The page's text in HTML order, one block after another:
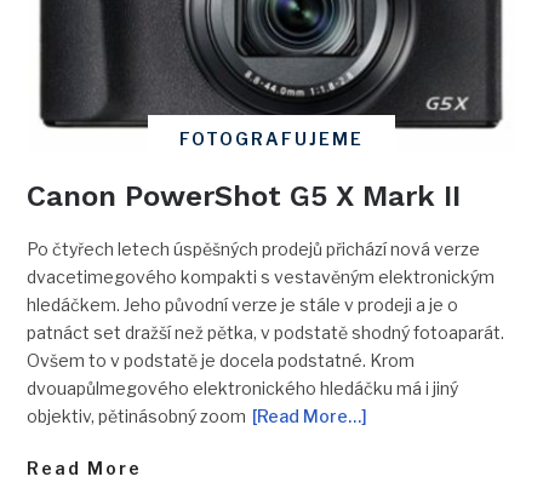
FOTOGRAFUJEME
Canon PowerShot G5 X Mark II
Po čtyřech letech úspěšných prodejů přichází nová verze
dvacetimegového kompakti s vestavěným elektronickým
hledáčkem. Jeho původní verze je stále v prodeji a je o
patnáct set dražší než pětka, v podstatě shodný fotoaparát.
Ovšem to v podstatě je docela podstatné. Krom
dvouapůlmegového elektronického hledáčku má i jiný
objektiv, pětinásobný zoom [Read More…]
Read More